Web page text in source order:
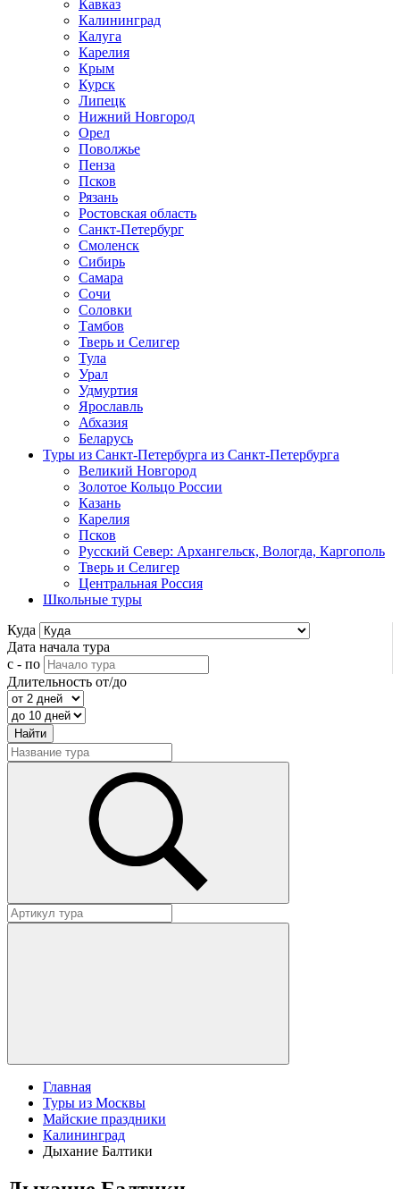
Кавказ
Калининград
Калуга
Карелия
Крым
Курск
Липецк
Нижний Новгород
Орел
Поволжье
Пенза
Псков
Рязань
Ростовская область
Санкт-Петербург
Смоленск
Сибирь
Самара
Сочи
Соловки
Тамбов
Тверь и Селигер
Тула
Урал
Удмуртия
Ярославль
Абхазия
Беларусь
Туры из Санкт-Петербурга из Санкт-Петербурга
Великий Новгород
Золотое Кольцо России
Казань
Карелия
Псков
Русский Север: Архангельск, Вологда, Каргополь
Тверь и Селигер
Центральная Россия
Школьные туры
Куда
Дата начала тура
с - по
Длительность от/до
Главная
Туры из Москвы
Майские праздники
Калининград
Дыхание Балтики